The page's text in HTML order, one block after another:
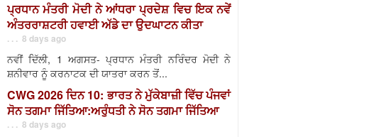
ਪ੍ਰਧਾਨ ਮੰਤਰੀ ਮੋਦੀ ਨੇ ਆਂਧਰਾ ਪ੍ਰਦੇਸ਼ ਵਿਚ ਇਕ ਨਵੇਂ
ਅੰਤਰਰਾਸ਼ਟਰੀ ਹਵਾਈ ਅੱਡੇ ਦਾ ਉਦਘਾਟਨ ਕੀਤਾ
. . . 8 days ago
ਨਵੀਂ ਦਿੱਲੀ, 1 ਅਗਸਤ- ਪ੍ਰਧਾਨ ਮੰਤਰੀ ਨਰਿੰਦਰ ਮੋਦੀ ਨੇ
ਸ਼ਨੀਵਾਰ ਨੂੰ ਕਰਨਾਟਕ ਦੀ ਯਾਤਰਾ ਕਰਨ ਤੋਂ...
CWG 2026 ਦਿਨ 10: ਭਾਰਤ ਨੇ ਮੁੱਕੇਬਾਜ਼ੀ ਵਿੱਚ ਪੰਜਵਾਂ
ਸੋਨ ਤਗਮਾ ਜਿੱਤਿਆ:ਅਰੁੰਧਤੀ ਨੇ ਸੋਨ ਤਗਮਾ ਜਿੱਤਿਆ
. . . 8 days ago